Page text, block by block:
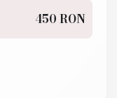
450 RON